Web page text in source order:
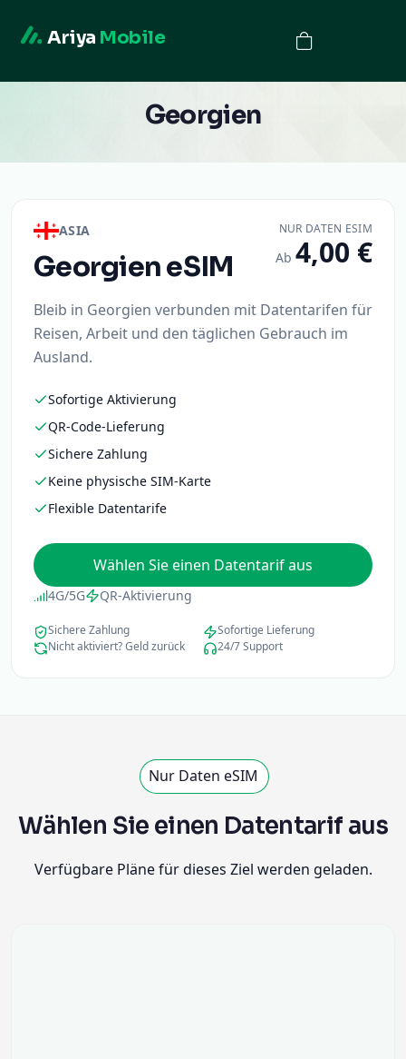
Ariya Mobile
Georgien
ASIA
GeorgieneSIM
NUR DATEN ESIM
Ab 4,00 €
Bleib in Georgien verbunden mit Datentarifen für
Reisen, Arbeit und den täglichen Gebrauch im
Ausland.
Sofortige Aktivierung
QR-Code-Lieferung
Sichere Zahlung
Keine physische SIM-Karte
Flexible Datentarife
Wählen Sie einen Datentarif aus
4G/5G QR-Aktivierung
Sichere Zahlung
Sofortige Lieferung
Nicht aktiviert? Geld zurück
24/7 Support
Nur Daten eSIM
Wählen Sie einen Datentarif aus
Verfügbare Pläne für dieses Ziel werden geladen.